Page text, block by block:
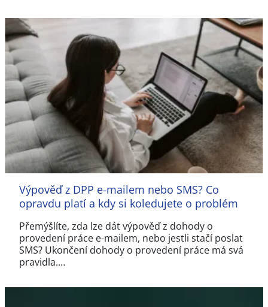
Výpověď z DPP e-mailem nebo SMS? Co
opravdu platí a kdy si koledujete o problém
Přemýšlíte, zda lze dát výpověď z dohody o
provedení práce e-mailem, nebo jestli stačí poslat
SMS? Ukončení dohody o provedení práce má svá
pravidla.…